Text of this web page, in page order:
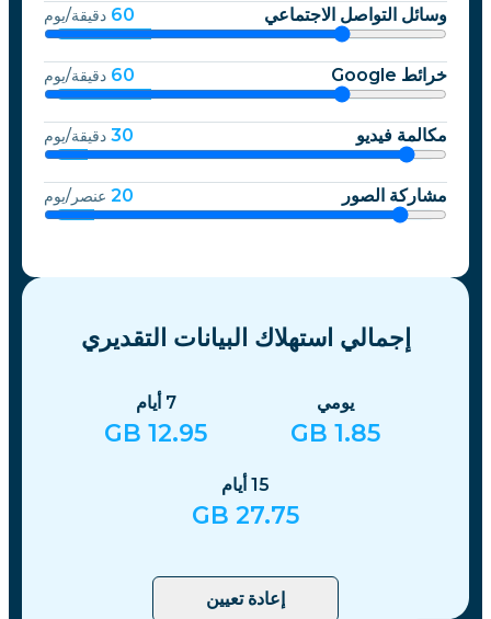
وسائل التواصل الاجتماعي 60 دقيقة/يوم
خرائط Google 60 دقيقة/يوم
مكالمة فيديو 30 دقيقة/يوم
مشاركة الصور 20 عنصر/يوم
إجمالي استهلاك البيانات التقديري
يومي
1.85
7 أيام
12.95
15 أيام
27.75
إعادة تعيين